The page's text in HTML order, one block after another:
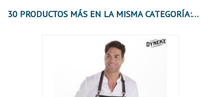
30 PRODUCTOS MÁS EN LA MISMA CATEGORÍA: